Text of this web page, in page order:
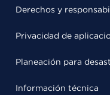
Derechos y
Privacidad de
Planeación para
Información técnica